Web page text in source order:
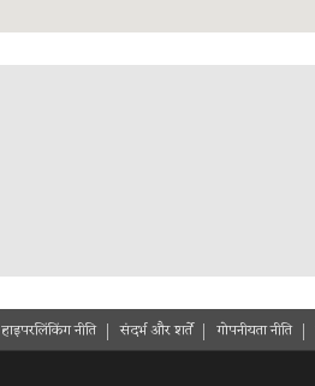
हाइपरलिंकिंग नीति संदर्भ और शर्ते गोपनीयता नीति